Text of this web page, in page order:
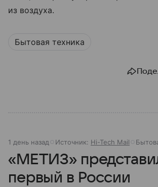
из воздуха.
Бытовая техника
1 день назад Источник: Hi-Tech Mail
«МЕТИЗ»
первый в России